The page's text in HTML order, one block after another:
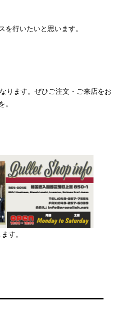
行いたいと思います。
ります。ぜひご注文・ご来店をお
す。